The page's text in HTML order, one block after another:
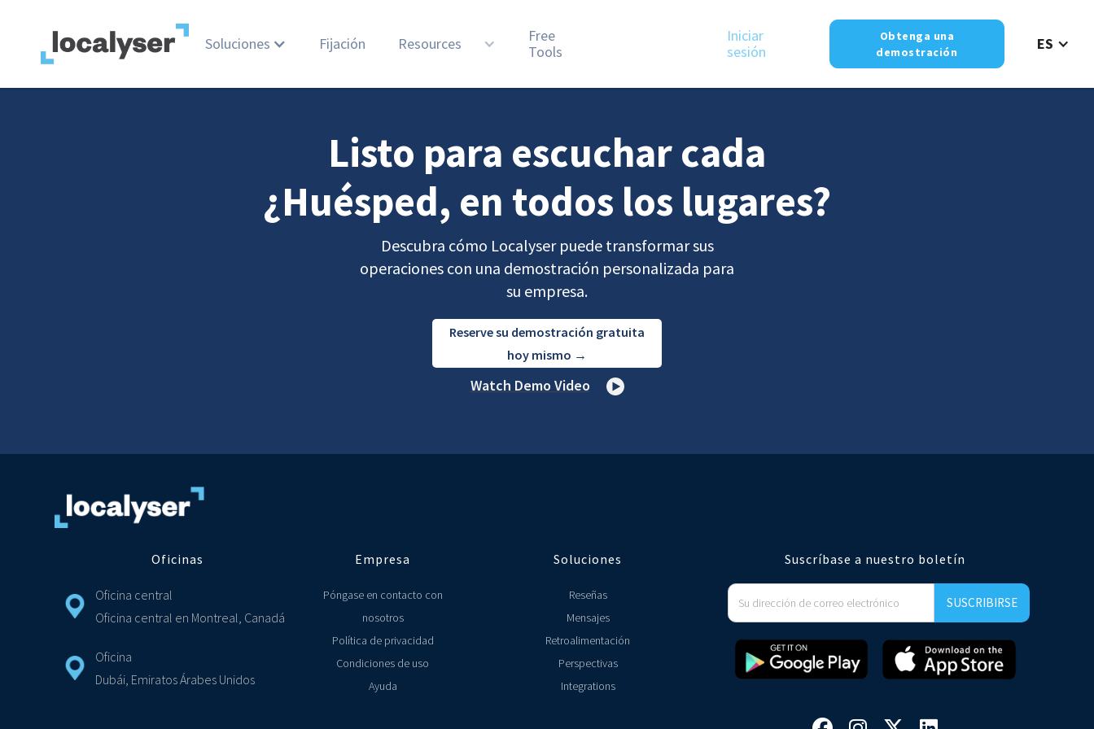
Soluciones Fijación Resources
Free
Tools
Iniciar
sesión
Obtenga una
demostración
ES
Listo para escuchar cada
¿Huésped, en todos los lugares?
Descubra cómo Localyser puede transformar sus
operaciones con una demostración personalizada para
su empresa.
Reserve su demostración gratuita
hoy mismo →
Watch Demo Video
Oficinas
Oficina central
Oficina central en Montreal, Canadá
Oficina
Dubái, Emiratos Árabes Unidos
Empresa
Póngase en contacto con
nosotros
Política de privacidad
Condiciones de uso
Ayuda
Soluciones
Reseñas
Mensajes
Retroalimentación
Perspectivas
Integrations
Suscríbase a nuestro boletín